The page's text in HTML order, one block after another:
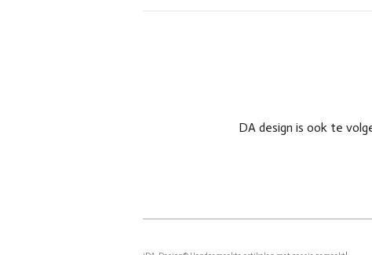
DA design is ook te